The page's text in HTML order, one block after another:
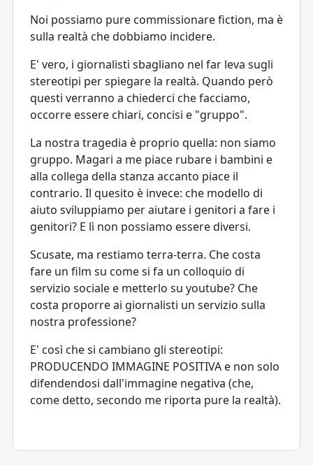
Noi possiamo pure commissionare fiction, ma è
sulla realtà che dobbiamo incidere.
E' vero, i giornalisti sbagliano nel far leva sugli
stereotipi per spiegare la realtà. Quando però
questi verranno a chiederci che facciamo,
occorre essere chiari, concisi e "gruppo".
La nostra tragedia è proprio quella: non siamo
gruppo. Magari a me piace rubare i bambini e
alla collega della stanza accanto piace il
contrario. Il quesito è invece: che modello di
aiuto sviluppiamo per aiutare i genitori a fare i
genitori? E lì non possiamo essere diversi.
Scusate, ma restiamo terra-terra. Che costa
fare un film su come si fa un colloquio di
servizio sociale e metterlo su youtube? Che
costa proporre ai giornalisti un servizio sulla
nostra professione?
E' così che si cambiano gli stereotipi:
PRODUCENDO IMMAGINE POSITIVA e non solo
difendendosi dall'immagine negativa (che,
come detto, secondo me riporta pure la realtà).